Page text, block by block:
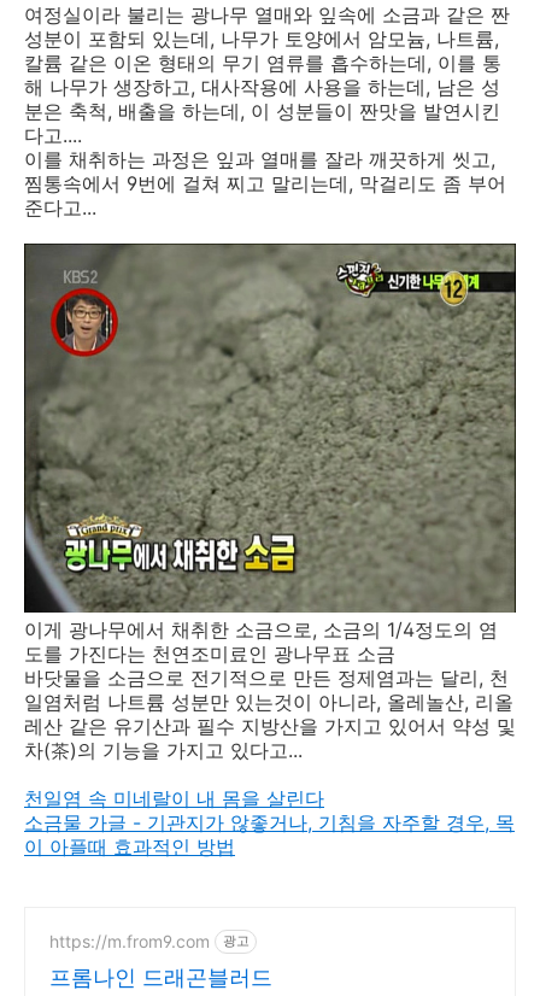
여정실이라 불리는 광나무 열매와 잎속에 소금과 같은 짠
성분이 포함되 있는데, 나무가 토양에서 암모늄, 나트륨,
칼륨 같은 이온 형태의 무기 염류를 흡수하는데, 이를 통
해 나무가 생장하고, 대사작용에 사용을 하는데, 남은 성
분은 축척, 배출을 하는데, 이 성분들이 짠맛을 발연시킨
다고....
이를 채취하는 과정은 잎과 열매를 잘라 깨끗하게 씻고,
찜통속에서 9번에 걸쳐 찌고 말리는데, 막걸리도 좀 부어
준다고...
이게 광나무에서 채취한 소금으로, 소금의 1/4정도의 염
도를 가진다는 천연조미료인 광나무표 소금
바닷물을 소금으로 전기적으로 만든 정제염과는 달리, 천
일염처럼 나트륨 성분만 있는것이 아니라, 올레놀산, 리올
레산 같은 유기산과 필수 지방산을 가지고 있어서 약성 및
차(茶)의 기능을 가지고 있다고...
천일염 속 미네랄이 내 몸을 살린다
소금물 가글 - 기관지가 않좋거나, 기침을 자주할 경우, 목
이 아플때 효과적인 방법
https://m.from9.com 광고
프롬나인 드래곤블러드